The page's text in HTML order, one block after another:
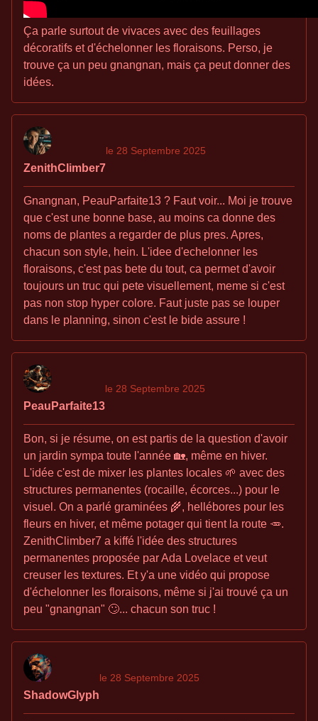
Ça parle surtout de vivaces avec des feuillages
décoratifs et d'échelonner les floraisons. Perso, je
trouve ça un peu gnangnan, mais ça peut donner des
idées.
ZenithClimber7
le 28 Septembre 2025
Gnangnan, PeauParfaite13 ? Faut voir... Moi je trouve
que c'est une bonne base, au moins ca donne des
noms de plantes a regarder de plus pres. Apres,
chacun son style, hein. L'idee d'echelonner les
floraisons, c'est pas bete du tout, ca permet d'avoir
toujours un truc qui pete visuellement, meme si c'est
pas non stop hyper colore. Faut juste pas se louper
dans le planning, sinon c'est le bide assure !
PeauParfaite13
le 28 Septembre 2025
Bon, si je résume, on est partis de la question d'avoir
un jardin sympa toute l'année 🏡, même en hiver.
L'idée c'est de mixer les plantes locales 🌱 avec des
structures permanentes (rocaille, écorces...) pour le
visuel. On a parlé graminées 🌾, hellébores pour les
fleurs en hiver, et même potager qui tient la route 🥕.
ZenithClimber7 a kiffé l'idée des structures
permanentes proposée par Ada Lovelace et veut
creuser les textures. Et y'a une vidéo qui propose
d'échelonner les floraisons, même si j'ai trouvé ça un
peu "gnangnan" 🙄... chacun son truc !
ShadowGlyph
le 28 Septembre 2025